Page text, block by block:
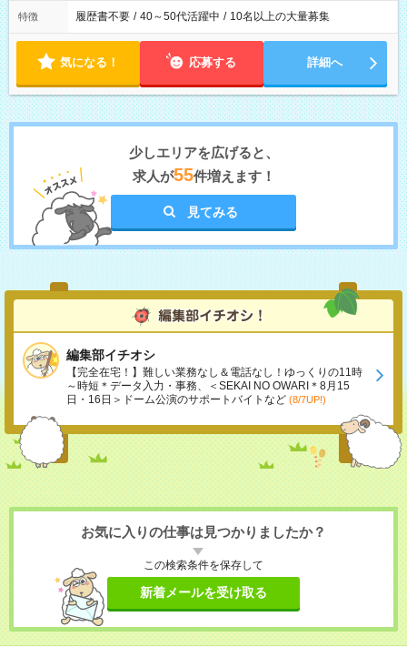
特徴 履歴書不要 / 40～50代活躍中 / 10名以上の大量募集
気になる！ 応募する 詳細へ
少しエリアを広げると、
求人が55件増えます！
見てみる
編集部イチオシ
【完全在宅！】難しい業務なし＆電話なし！ゆっくりの11時
～時短＊データ入力・事務、＜SEKAI NO OWARI＊8月15
日・16日＞ドーム公演のサポートバイトなど (8/7UP!)
お気に入りの仕事は見つかりましたか？
この検索条件を保存して
新着メールを受け取る